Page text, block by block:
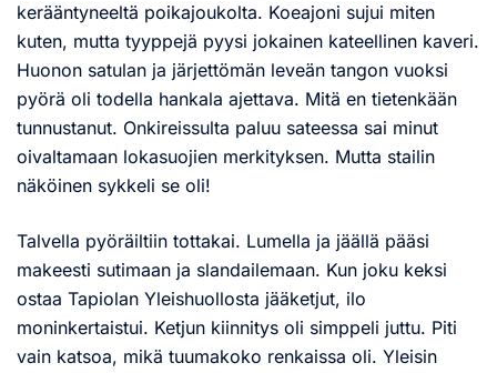
kerääntyneeltä poikajoukolta. Koeajoni sujui miten
kuten, mutta tyyppejä pyysi jokainen kateellinen kaveri.
Huonon satulan ja järjettömän leveän tangon vuoksi
pyörä oli todella hankala ajettava. Mitä en tietenkään
tunnustanut. Onkireissulta paluu sateessa sai minut
oivaltamaan lokasuojien merkityksen. Mutta stailin
näköinen sykkeli se oli!
Talvella pyöräiltiin tottakai. Lumella ja jäällä pääsi
makeesti sutimaan ja slandailemaan. Kun joku keksi
ostaa Tapiolan Yleishuollosta jääketjut, ilo
moninkertaistui. Ketjun kiinnitys oli simppeli juttu. Piti
vain katsoa, mikä tuumakoko renkaissa oli. Yleisin